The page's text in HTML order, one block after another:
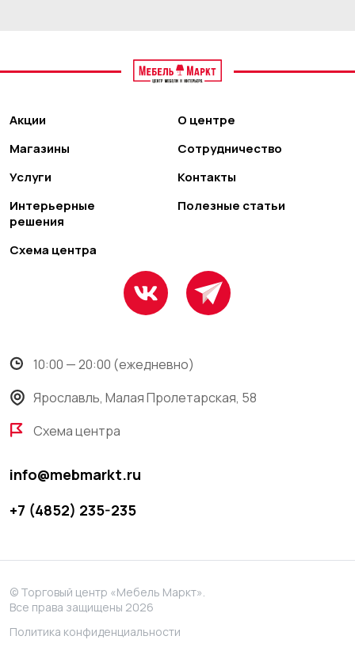
Акции
Магазины
Услуги
Интерьерные
решения
Схема центра
О центре
Сотрудничество
Контакты
Полезные статьи
10:00 — 20:00 (ежедневно)
Ярославль, Малая Пролетарская, 58
Схема центра
info@mebmarkt.ru
+7 (4852) 235-235
© Торговый центр «Мебель Маркт».
Все права защищены 2026
Политика конфиденциальности